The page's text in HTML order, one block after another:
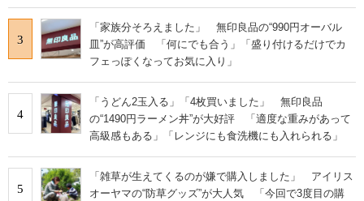
3
「家族分そろえました」 無印良品の“990円オーバル
皿”が高評価 「何にでも合う」「盛り付けるだけでカ
フェっぽくなってお気に入り」
4
「うどん2玉入る」「4枚買いました」 無印良品
の“1490円ラーメン丼”が大好評 「適度な重みがあって
高級感もある」「レンジにも食洗機にも入れられる」
5
「雑草が生えてくるのが嫌で購入しました」 アイリス
オーヤマの“防草グッズ”が大人気 「今回で3度目の購